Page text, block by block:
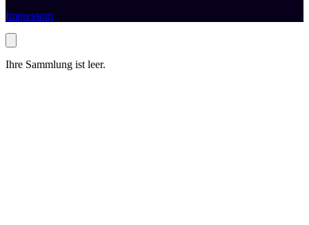
Impressum
Ihre Sammlung ist leer.